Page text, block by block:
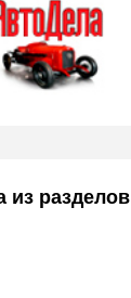
из разделов